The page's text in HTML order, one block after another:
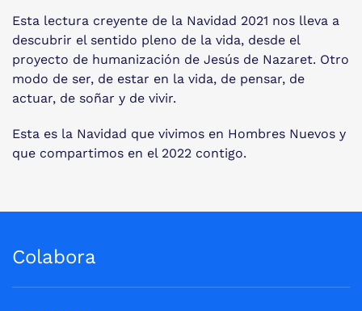
Esta lectura creyente de la Navidad 2021 nos lleva a
descubrir el sentido pleno de la vida, desde el
proyecto de humanización de Jesús de Nazaret. Otro
modo de ser, de estar en la vida, de pensar, de
actuar, de soñar y de vivir.
Esta es la Navidad que vivimos en Hombres Nuevos y
que compartimos en el 2022 contigo.
Colabora